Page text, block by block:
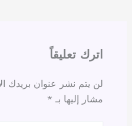
اترك تعليقاً
لن يتم نشر عنوان بريدك
مشار إليها بـ *